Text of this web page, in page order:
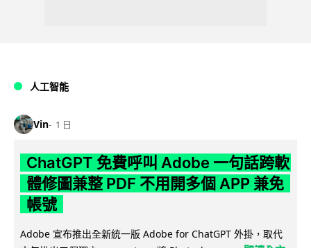
人工智能
Vin 1 日
ChatGPT 免費呼叫 Adobe 一句話跨軟
體修圖兼整 PDF 不用開多個 APP 兼免
帳號
Adobe 宣布推出全新統一版 Adobe for ChatGPT 外掛，取代